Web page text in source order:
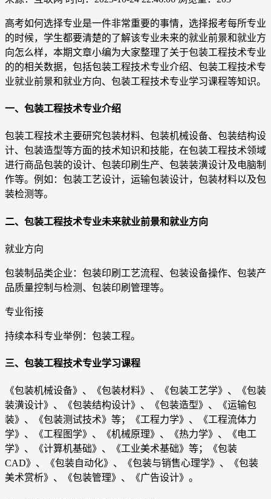
高考如何选择专业是一件非常重要的事情，选择报考每所专业
的时候，学生都要清楚的了解该专业未来的就业前景和就业方
向怎么样，本期文章小编为大家整理了关于包装工程技术专业
的的相关数据，包括包装工程技术专业介绍、包装工程技术专
业就业前景和就业方向、包装工程技术专业学习课程等知识。
一、包装工程技术专业介绍
包装工程技术主要研究包装材料、包装机械设备、包装结构设
计、包装造型等方面的技术知识和技能，在包装工程技术领域
进行商品包装的设计、包装印刷生产、包装装潢设计及电脑制
作等。例如：包装工艺设计，运输包装设计，包装材料以及包
装检测等。
二、包装工程技术专业未来就业前景和就业方向
就业方向
包装制品类企业：包装印刷工艺流程、包装设备操作、包装产
品质量控制与检测、包装印刷管理等。
专业衔接
持续本科专业举例：包装工程。
三、包装工程技术专业学习课程
《包装机械设备》、《包装材料》、《包装工艺学》、《包装
装潢设计》、《包装结构设计》、《包装造型》、《运输包
装》、《包装测试技术》等；《工程力学》、《工程流体力
学》、《工程图学》、《机械原理》、《热力学》、《电工
学》、《计算机基础》、《工业美术基础》等；《包装
CAD》、《包装自动化》、《包装与销售心理学》、《包装
美术赏析》、《包装管理》、《广告设计》。